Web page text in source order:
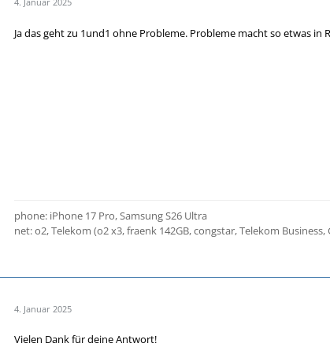
Ja das geht zu 1und1 ohne Probleme. Probleme macht so etwas
phone: iPhone 17 Pro, Samsung S26 Ultra
net: o2, Telekom (o2 x3, fraenk 142GB, congstar, Telekom Business,
4. Januar 2025
Vielen Dank für deine Antwort!